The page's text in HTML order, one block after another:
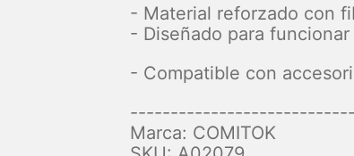
- Material reforzado con
- Diseñado para
- Compatible con
Marca: COMITOK